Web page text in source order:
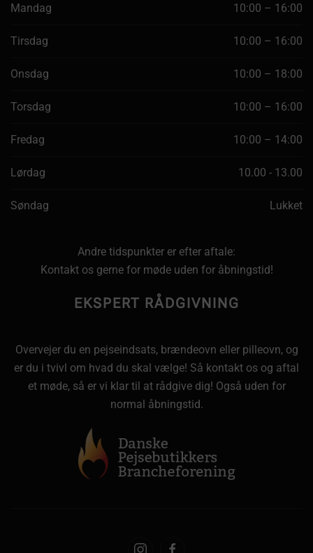
Mandag 10:00 – 16:00
Tirsdag 10:00 – 16:00
Onsdag 10:00 – 18:00
Torsdag 10:00 – 16:00
Fredag 10:00 – 14:00
Lørdag 10.00 - 13.00
Søndag Lukket
Andre tidspunkter er efter aftale:
Kontakt os gerne for møde uden for åbningstid!
EKSPERT RÅDGIVNING
Overvejer du en pejseindsats, brændeovn eller pilleovn, og
er du i tvivl om hvad du skal vælge! Så kontakt os og aftal
et møde, så er vi klar til at rådgive dig! Også uden for
normal åbningstid.